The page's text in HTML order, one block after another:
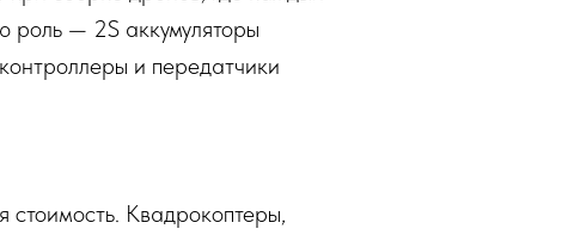
роль — 2S аккумуляторы
и передатчики
стоимость. Квадрокоптеры,